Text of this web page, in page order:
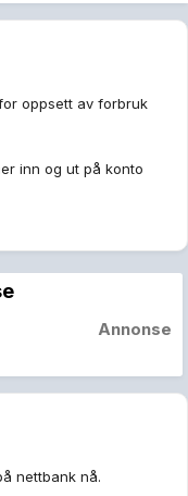
oppsett av forbruk
inn og ut på konto
Annonse
nettbank nå.